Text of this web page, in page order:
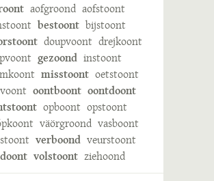
aofgroond aofstoont
bestoont bijstoont
doupvoont drejkoont
gezoond instoont
misstoont oetstoont
oontboont oontdoont
opboont opstoont
väörgroond vasboont
verboond veurstoont
volstoont ziehoond